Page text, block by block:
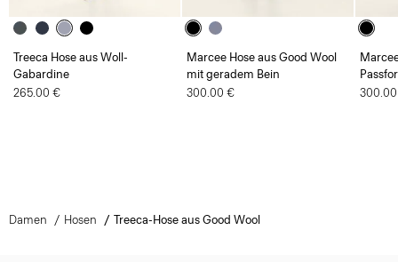
Treeca Hose aus Woll-
Gabardine
265.00 €
Marcee Hose aus Good Wool
mit geradem Bein
300.00 €
Damen Hosen Treeca-Hose aus Good Wool